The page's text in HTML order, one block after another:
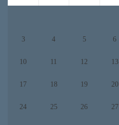
3 4 5 6
10 11 12 13
17 18 19 20
24 25 26 27